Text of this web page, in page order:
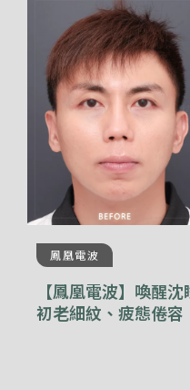
【鳳凰電波】喚醒
初老細紋、疲態倦容
鳳凰電波